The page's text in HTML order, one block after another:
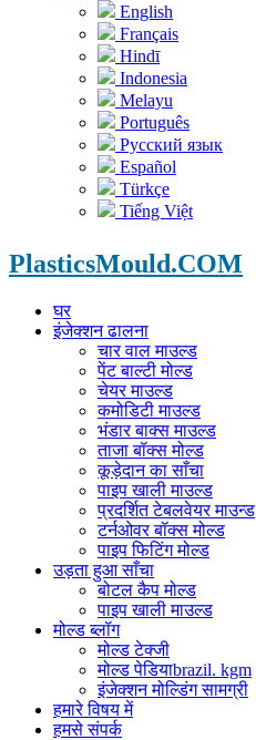
English
Français
Hindī
Indonesia
Melayu
Português
Русский язык
Español
Türkçe
Tiếng Việt
PlasticsMould.COM
घर
इंजेक्शन ढालना
चार वाल माउल्ड
पेंट बाल्टी मोल्ड
चेयर माउल्ड
कमोडिटी माउल्ड
भंडार बाक्स माउल्ड
ताजा बॉक्स मोल्ड
कूड़ेदान का साँचा
पाइप खाली माउल्ड
प्रदर्शित टेबलवेयर माउन्ड
टर्नओवर बॉक्स मोल्ड
पाइप फिटिंग मोल्ड
उड़ता हुआ साँचा
बोटल कैप मोल्ड
पाइप खाली माउल्ड
मोल्ड ब्लॉग
मोल्ड टेक्जी
मोल्ड पेडियाbrazil. kgm
इंजेक्शन मोल्डिंग सामग्री
हमारे विषय में
हमसे संपर्क